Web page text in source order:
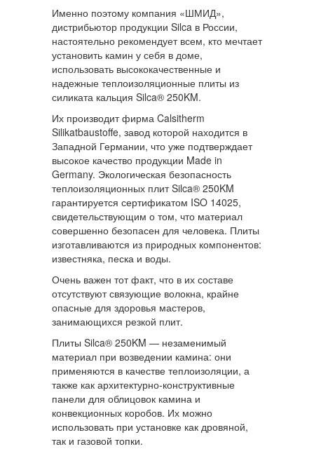
Именно поэтому компания «ШМИД»,
дистрибьютор продукции Silca в России,
настоятельно рекомендует всем, кто мечтает
установить камин у себя в доме,
использовать высококачественные и
надежные теплоизоляционные плиты из
силиката кальция Silca® 250KM.
Их производит фирма Calsitherm
Silikatbaustoffe, завод которой находится в
Западной Германии, что уже подтверждает
высокое качество продукции Made in
Germany. Экологическая безопасность
теплоизоляционных плит Silca® 250KM
гарантируется сертификатом ISO 14025,
свидетельствующим о том, что материал
совершенно безопасен для человека. Плиты
изготавливаются из природных компонентов:
известняка, песка и воды.
Очень важен тот факт, что в их составе
отсутствуют связующие волокна, крайне
опасные для здоровья мастеров,
занимающихся резкой плит.
Плиты Silca® 250KM — незаменимый
материал при возведении камина: они
применяются в качестве теплоизоляции, а
также как архитектурно-конструктивные
панели для облицовок камина и
конвекционных коробов. Их можно
использовать при установке как дровяной,
так и газовой топки.